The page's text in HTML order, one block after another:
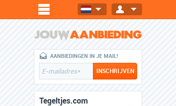
AANBIEDINGEN IN JE MAIL!
Tegeltjes.com